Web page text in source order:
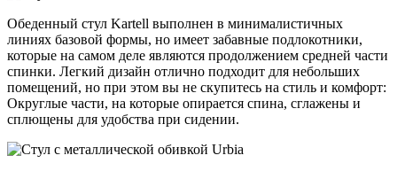
Обеденный стул Kartell выполнен в минималистичных
линиях базовой формы, но имеет забавные подлокотники,
которые на самом деле являются продолжением средней части
спинки. Легкий дизайн отлично подходит для небольших
помещений, но при этом вы не скупитесь на стиль и комфорт:
Округлые части, на которые опирается спина, сглажены и
сплющены для удобства при сидении.